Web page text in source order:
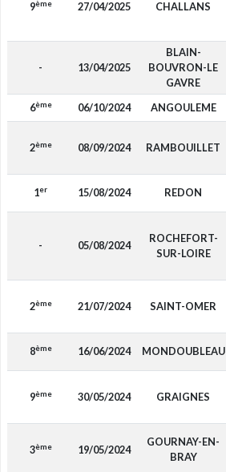
9ème 27/04/2025 CHALLANS
- 13/04/2025
BLAIN-
BOUVRON-LE
GAVRE
6ème 06/10/2024 ANGOULEME
2ème 08/09/2024 RAMBOUILLET
1er 15/08/2024 REDON
- 05/08/2024
ROCHEFORT-
SUR-LOIRE
2ème 21/07/2024 SAINT-OMER
8ème 16/06/2024 MONDOUBLEAU
9ème 30/05/2024 GRAIGNES
3ème 19/05/2024
GOURNAY-EN-
BRAY